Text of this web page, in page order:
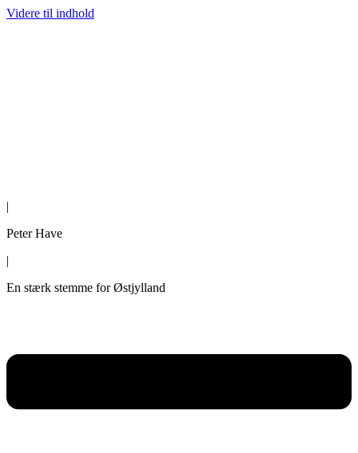
Videre til indhold
|
Peter Have
|
En stærk stemme for Østjylland